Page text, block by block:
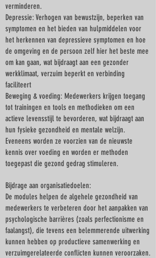
verminderen.
Depressie: Verhogen van bewustzijn, beperken van
symptomen en het bieden van hulpmiddelen voor
het herkennen van depressieve symptomen en hoe
de omgeving en de persoon zelf hier het beste mee
om kan gaan, wat bijdraagt aan een gezonder
werkklimaat, verzuim beperkt en verbinding
faciliteert
Beweging & voeding: Medewerkers krijgen toegang
tot trainingen en tools en methodieken om een
actieve levensstijl te bevorderen, wat bijdraagt aan
hun fysieke gezondheid en mentale welzijn.
Eveneens worden ze voorzien van de nieuwste
kennis over voeding en worden er methoden
toegepast die gezond gedrag stimuleren.
Bijdrage aan organisatiedoelen:
De modules helpen de algehele gezondheid van
medewerkers te verbeteren door het aanpakken van
psychologische barrières (zoals perfectionisme en
faalangst), die tevens een belemmerende uitwerking
kunnen hebben op productieve samenwerking en
verzuimgerelateerde conflicten kunnen veroorzaken.